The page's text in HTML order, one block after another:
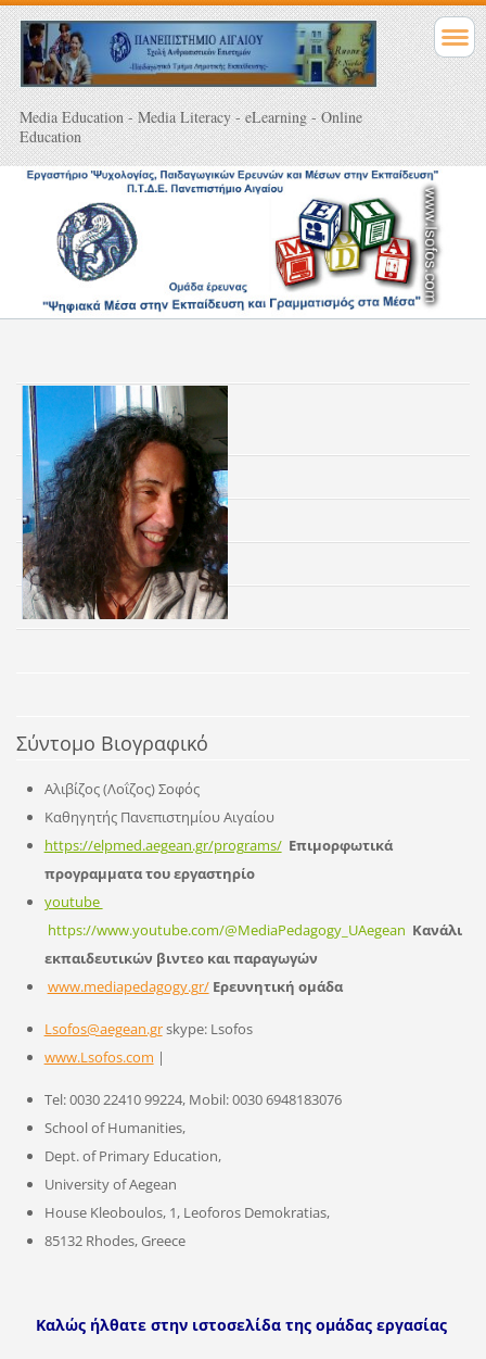
Media Education - Media Literacy - eLearning - Online
Education
Σύντομο Βιογραφικό
Αλιβίζος (Λοΐζος) Σοφός
Καθηγητής Πανεπιστημίου Αιγαίου
https://elpmed.aegean.gr/programs/ Επιμορφωτικά
προγραμματα του εργαστηρίο
youtube
https://www.youtube.com/@MediaPedagogy_UAegean Κανάλι
εκπαιδευτικών βιντεο καιπαραγωγών
www.mediapedagogy.gr/ Ερευνητική ομάδα
Lsofos@aegean.grskype: Lsofos
www.Lsofos.com |
Tel: 0030 22410 99224, Mobil: 0030 6948183076
School of Humanities,
Dept. of Primary Education,
University of Aegean
House Kleoboulos, 1, Leoforos Demokratias,
85132 Rhodes, Greece
Καλώς ήλθατε στην ιστοσελίδα της ομάδας εργασίας